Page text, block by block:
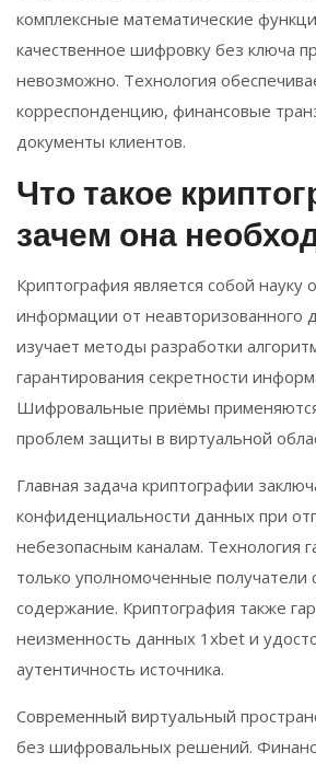
комплексные математические
качественное шифровку без ключа
невозможно. Технология
корреспонденцию, финансовые
документы клиентов.
Что такое
зачем она
Криптография является собой науку
информации от неавторизованного
изучает методы разработки
гарантирования секретности
Шифровальные приёмы
проблем защиты в виртуальной
Главная задача криптографии
конфиденциальности данных при
небезопасным каналам. Технология
только уполномоченные получатели
содержание. Криптография также
неизменность данных 1xbet и
аутентичность источника.
Современный виртуальный
без шифровальных решений.